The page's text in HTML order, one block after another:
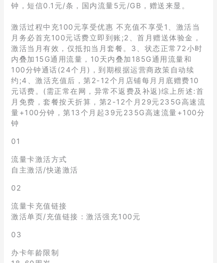
钟，短信0.1元/条，国内流量5元/GB，赠送来显。
激活过程中充100元享受优惠 不充值不享受1、激活当
月务必首充100元话费立即到账;2、首月赠送体验金，
激活当月有效，仅抵扣当月套餐。3、状态正常72小时
内叠加15G通用流量，10天内叠加185G通用流量和
100分钟通话(24个月)，到期根据运营商政策自动续
约;4、激活充值后，第2-12个月店铺每月月底赠费10
元话费。(需正常在网，异常不返费及补返)综上所述:首
月免费，套餐按天折算，第2-12个月29元235G高速流
量+100分钟，第13个月起39元235G高速流量+100分
钟
01
流量卡激活方式
自主激活/快递激活
02
流量卡充值链接
激活单页/充值链接：激活强充100元
03
办卡年龄限制